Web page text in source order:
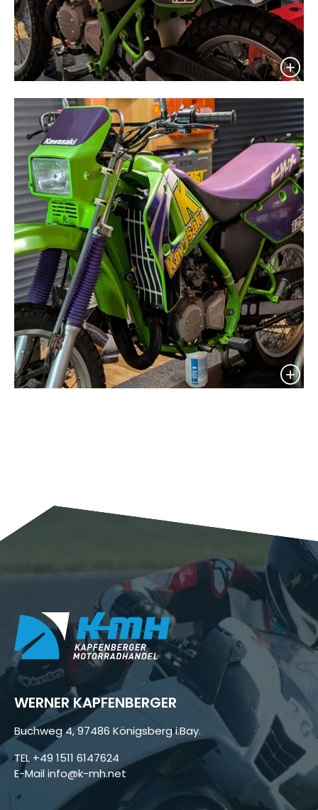
WERNER KAPFENBERGER
Buchweg 4, 97486 Königsberg i.Bay.
TEL +49 1511 6147624
E-Mail info@k-mh.net